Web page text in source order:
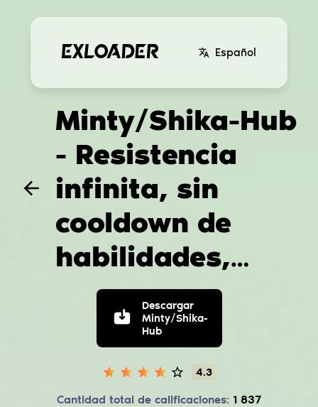
Español
Minty/Shika-Hub
- Resistencia
infinita, sin
cooldown de
habilidades,
Noclip hack para
Genshin Impact
Descargar
Minty/Shika-
Hub
4.3
Cantidad total de calificaciones: 1 837